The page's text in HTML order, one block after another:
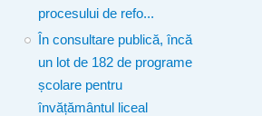
procesului de refo...
În consultare publică, încă
un lot de 182 de programe
școlare pentru
învățământul liceal